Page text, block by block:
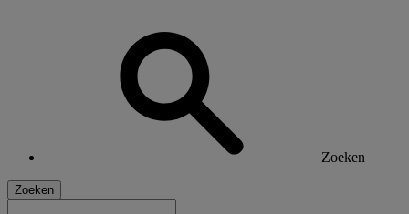
Zoeken
Zoeken